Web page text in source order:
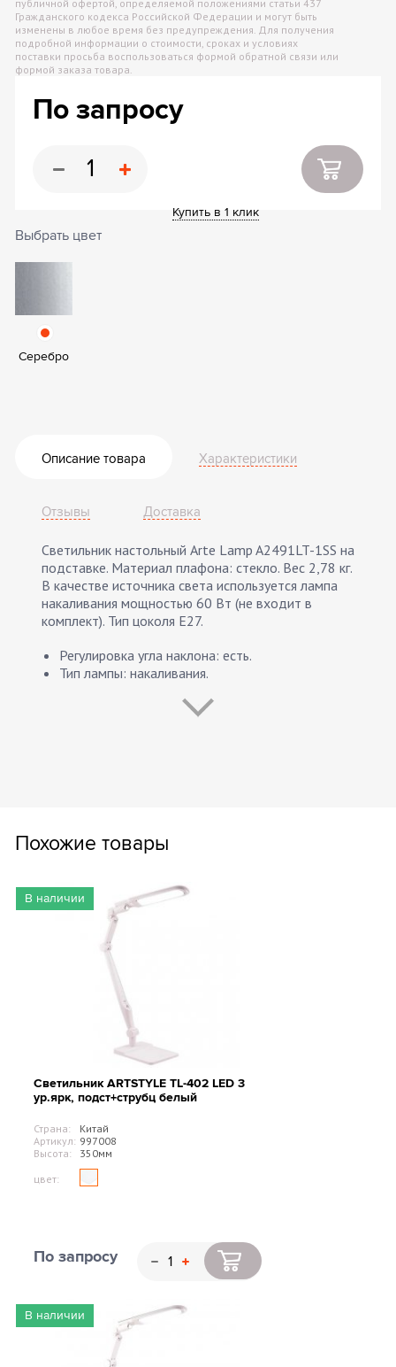
публичной офертой, определяемой положениями статьи 437
Гражданского кодекса Российской Федерации и могут быть
изменены в любое время без предупреждения. Для получения
подробной информации о стоимости, сроках и условиях
поставки просьба воспользоваться формой обратной связи или
формой заказа товара.
По запросу
Купить в 1 клик
Выбрать цвет
Серебро
Описание товара Характеристики
Отзывы Доставка
Светильник настольный Arte Lamp A2491LT-1SS на
подставке. Материал плафона: стекло. Вес 2,78 кг.
В качестве источника света используется лампа
накаливания мощностью 60 Вт (не входит в
комплект). Тип цоколя Е27.
Регулировка угла наклона: есть.
Тип лампы: накаливания.
Количество ламп: 1 шт.
Похожие товары
В наличии
Светильник ARTSTYLE TL-402 LED 3
ур.ярк, подст+струбц белый
Страна:
Китай
Артикул: 997008
Высота:
350мм
цвет:
По запросу
В наличии